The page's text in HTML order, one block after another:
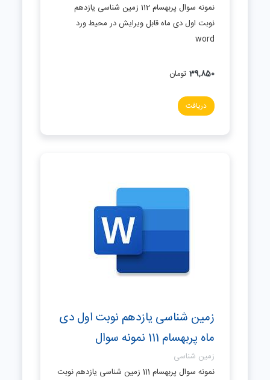
نمونه سوال پربهسام 112 زمین شناسی یازدهم
نوبت اول دی ماه قابل ویرایش در محیط ورد
word
39,850 تومان
دریافت
زمین شناسی یازدهم نوبت اول دی
ماه پربهسام 111 نمونه سوال
زمین شناسی
نمونه سوال پربهسام 111 زمین شناسی یازدهم نوبت